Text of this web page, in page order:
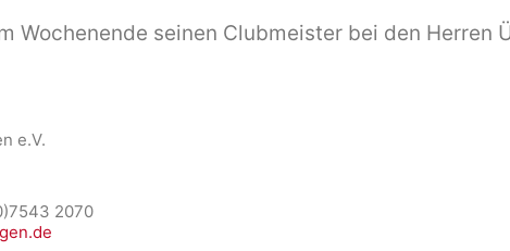
e.V.
2070